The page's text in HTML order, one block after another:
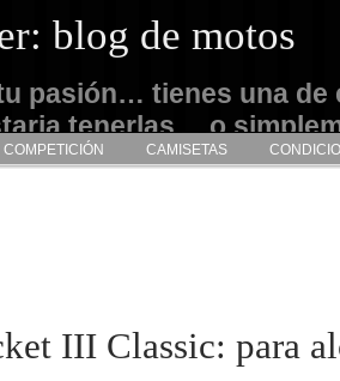
blog de motos
pasión… tienes una de
tenerlas… o
es tu sitio
COMPETICIÓN CAMISETAS
III Classic: para